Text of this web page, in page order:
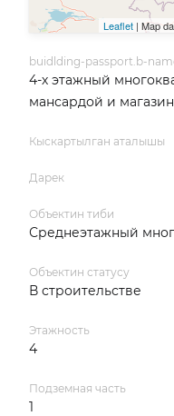
Leaflet | Map
buidlding-passport.b-
4-х этажный
мансардой и
Кыскартылган аталышы
Дарек
Объектин тиби
Среднеэтажный
Объектин статусу
В строительстве
Этажность
4
Подземная часть
1